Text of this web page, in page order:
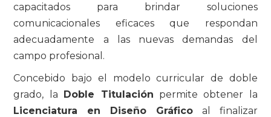
capacitados para brindar soluciones
comunicacionales eficaces que respondan
adecuadamente a las nuevas demandas del
campo profesional.
Concebido bajo el modelo curricular de doble
grado, la Doble Titulación permite obtener la
Licenciatura en Diseño Gráficoal finalizar